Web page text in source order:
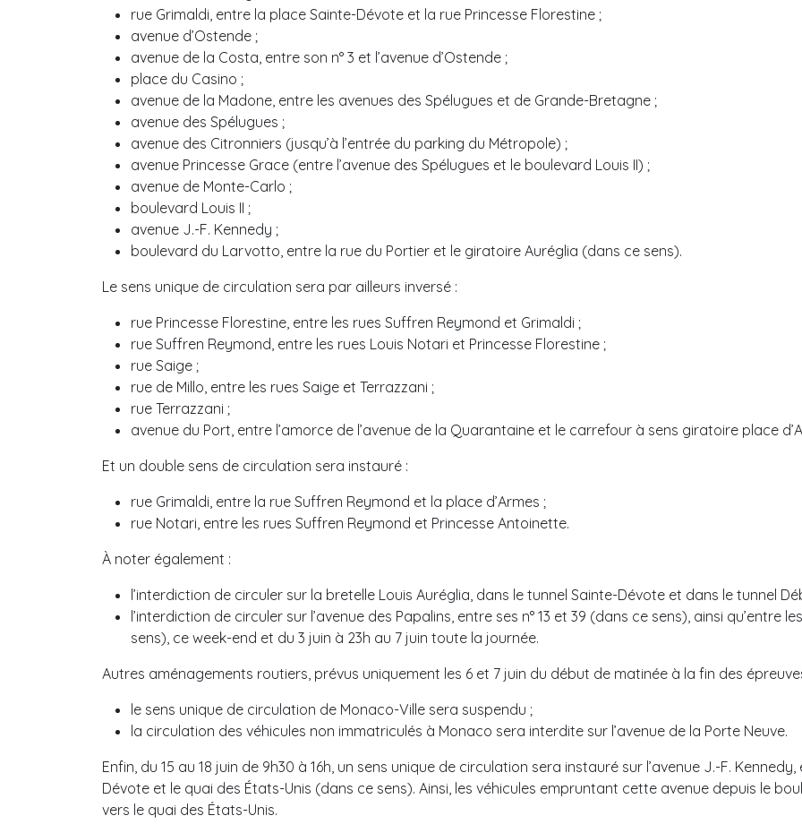
rue Grimaldi, entre la place Sainte-Dévote et la rue Princesse Florestine ;
avenue d’Ostende ;
avenue de la Costa, entre son n° 3 et l’avenue d’Ostende ;
place du Casino ;
avenue de la Madone, entre les avenues des Spélugues et de Grande-Bretagne ;
avenue des Spélugues ;
avenue des Citronniers (jusqu’à l’entrée du parking du Métropole) ;
avenue Princesse Grace (entre l’avenue des Spélugues et le boulevard Louis II) ;
avenue de Monte-Carlo ;
boulevard Louis II ;
avenue J.-F. Kennedy ;
boulevard du Larvotto, entre la rue du Portier et le giratoire Auréglia (dans ce sens).
Le sens unique de circulation sera par ailleurs inversé :
rue Princesse Florestine, entre les rues Suffren Reymond et Grimaldi ;
rue Suffren Reymond, entre les rues Louis Notari et Princesse Florestine ;
rue Saige ;
rue de Millo, entre les rues Saige et Terrazzani ;
rue Terrazzani ;
avenue du Port, entre l’amorce de l’avenue de la Quarantaine et le carrefour à sens giratoire place
Et un double sens de circulation sera instauré :
rue Grimaldi, entre la rue Suffren Reymond et la place d’Armes ;
rue Notari, entre les rues Suffren Reymond et Princesse Antoinette.
À noter également :
l’interdiction de circuler sur la bretelle Louis Auréglia, dans le tunnel Sainte-Dévote et dans le tunnel
l’interdiction de circuler sur l’avenue des Papalins, entre ses n° 13 et 39 (dans ce sens), ainsi qu’entre
sens), ce week-end et du 3 juin à 23h au 7 juin toute la journée.
Autres aménagements routiers, prévus uniquement les 6 et 7 juin du début de matinée à la fin des
le sens unique de circulation de Monaco-Ville sera suspendu ;
la circulation des véhicules non immatriculés à Monaco sera interdite sur l’avenue de la Porte Neuve.
Enfin, du 15 au 18 juin de 9h30 à 16h, un sens unique de circulation sera instauré sur l’avenue J.-F.
Dévote et le quai des États-Unis (dans ce sens). Ainsi, les véhicules empruntant cette avenue depuis le
vers le quai des États-Unis.